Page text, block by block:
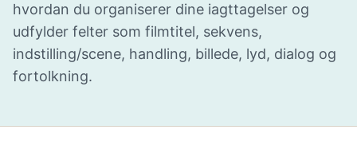
hvordan du organiserer dine iagttagelser og
udfylder felter som filmtitel, sekvens,
indstilling/scene, handling, billede, lyd, dialog og
fortolkning.